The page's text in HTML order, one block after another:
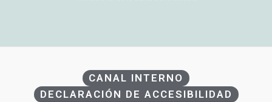
CANAL INTERNO
DECLARACIÓN DE ACCESIBILIDAD